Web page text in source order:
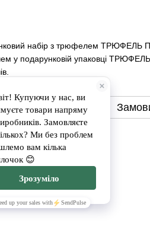
набір з трюфелем ТРЮФЕЛЬ
у подарунковій упаковці
Замовити
Оплата